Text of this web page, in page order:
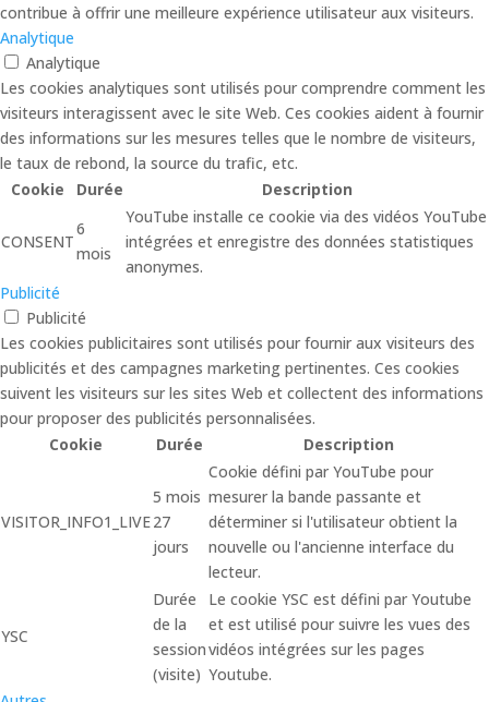
contribue à offrir une meilleure expérience utilisateur aux visiteurs.
Analytique
Analytique
Les cookies analytiques sont utilisés pour comprendre comment les
visiteurs interagissent avec le site Web. Ces cookies aident à fournir
des informations sur les mesures telles que le nombre de visiteurs,
le taux de rebond, la source du trafic, etc.
Cookie
Durée Description
CONSENT
6
mois
YouTube installe ce cookie via des vidéos YouTube
intégrées et enregistre des données statistiques
anonymes.
Publicité
Publicité
Les cookies publicitaires sont utilisés pour fournir aux visiteurs des
publicités et des campagnes marketing pertinentes. Ces cookies
suivent les visiteurs sur les sites Web et collectent des informations
pour proposer des publicités personnalisées.
Cookie
Durée Description
VISITOR_INFO1_LIVE
5 mois
27
jours
Cookie défini par YouTube pour
mesurer la bande passante et
déterminer si l'utilisateur obtient la
nouvelle ou l'ancienne interface du
lecteur.
YSC
Durée
de la
session
(visite)
Le cookie YSC est défini par Youtube
et est utilisé pour suivre les vues des
vidéos intégrées sur les pages
Youtube.